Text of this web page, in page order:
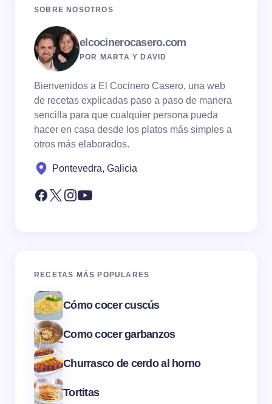
SOBRE NOSOTROS
elcocinerocasero.com
POR MARTA Y DAVID
Bienvenidos a El Cocinero Casero, una web
de recetas explicadas paso a paso de manera
sencilla para que cualquier persona pueda
hacer en casa desde los platos más simples a
otros más elaborados.
Pontevedra, Galicia
RECETAS MÁS POPULARES
Cómo cocer cuscús
Como cocer garbanzos
Churrasco de cerdo al horno
Tortitas